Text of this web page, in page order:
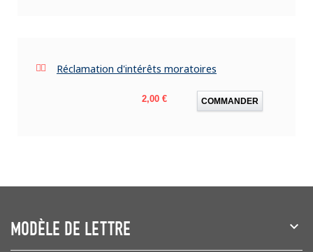
Réclamation d'intérêts moratoires
Prix
2,00 € COMMANDER
MODÈLE DE LETTRE